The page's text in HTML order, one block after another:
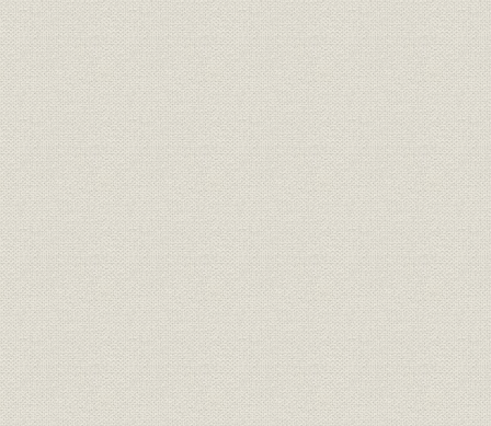
沿革;設備 大阪製油所の建設から操業へ
昭和41年
(1991年)6